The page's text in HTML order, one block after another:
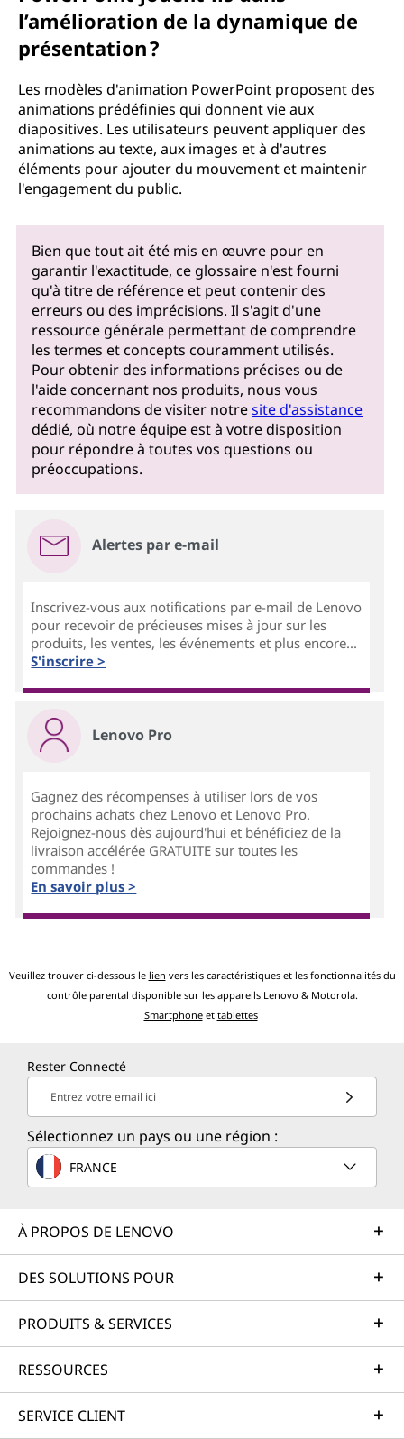
l’amélioration de la dynamique de
présentation ?
Les modèles d'animation PowerPoint proposent des
animations prédéfinies qui donnent vie aux
diapositives. Les utilisateurs peuvent appliquer des
animations au texte, aux images et à d'autres
éléments pour ajouter du mouvement et maintenir
l'engagement du public.
Bien que tout ait été mis en œuvre pour en
garantir l'exactitude, ce glossaire n'est fourni
qu'à titre de référence et peut contenir des
erreurs ou des imprécisions. Il s'agit d'une
ressource générale permettant de comprendre
les termes et concepts couramment utilisés.
Pour obtenir des informations précises ou de
l'aide concernant nos produits, nous vous
recommandons de visiter notresite d'assistance
dédié, où notre équipe est à votre disposition
pour répondre à toutes vos questions ou
préoccupations.
Alertes par e-mail
Inscrivez-vous aux notifications par e-mail de Lenovo
pour recevoir de précieuses mises à jour sur les
produits, les ventes, les événements et plus encore...
S'inscrire >
Lenovo Pro
Gagnez des récompenses à utiliser lors de vos
prochains achats chez Lenovo et Lenovo Pro.
Rejoignez-nous dès aujourd'hui et bénéficiez de la
livraison accélérée GRATUITE sur toutes les
commandes !
En savoir plus >
Veuillez trouver ci-dessous le lien vers les caractéristiques et les fonctionnalités du
contrôle parental disponible sur les appareils Lenovo & Motorola.
Smartphoneet tablettes
Rester Connecté
Entrez votre email ici
Sélectionnez un pays ou une région :
FRANCE
À PROPOS DE LENOVO
DES SOLUTIONS POUR
PRODUITS & SERVICES
RESSOURCES
SERVICE CLIENT